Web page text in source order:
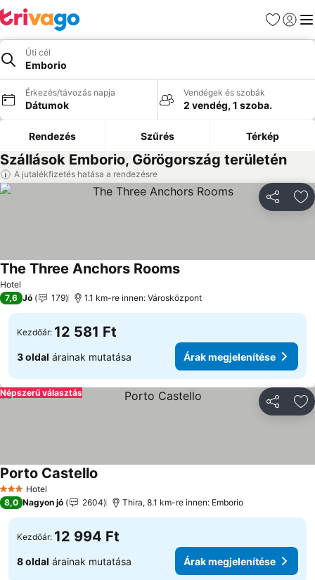
Kedvencek
Úti cél
Emborio
Érkezés/távozás napja
Dátumok
Vendégek és szobák
2 vendég, 1 szoba.
Rendezés Szűrés Térkép
Szállások Emborio, Görögország területén
A jutalékfizetés hatása a rendezésre
Hotel
The Three Anchors Rooms
7,6 Jó 179 1.1 km-re innen: Városközpont
Kezdőár: 12 581 Ft
3 oldal árainak mutatása Árak megjelenítése
Népszerű választás
3 Kategória
Hotel
Porto Castello
8,0 Nagyon jó 2604 Thira, 8.1 km-re innen: Emborio
Kezdőár: 12 994 Ft
8 oldal árainak mutatása Árak megjelenítése